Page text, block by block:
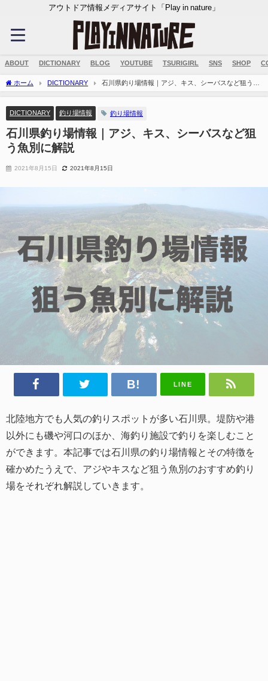
アウトドア情報メディアサイト「Play in nature」
ABOUT DICTIONARY BLOG YOUTUBE TSURIGIRL SNS SHOP
ホーム DICTIONARY
石川県釣り場情報｜アジ、キス、シーバスなど狙う魚
DICTIONARY 釣り場情報 釣り場情報
石川県釣り場情報｜アジ、キス、シーバスなど狙
う魚別に解説
2021年8月15日 2021年8月15日
LINE
北陸地方でも人気の釣りスポットが多い石川県。堤防や港
以外にも磯や河口のほか、海釣り施設で釣りを楽しむこと
ができます。本記事では石川県の釣り場情報とその特徴を
確かめたうえで、アジやキスなど狙う魚別のおすすめ釣り
場をそれぞれ解説していきます。